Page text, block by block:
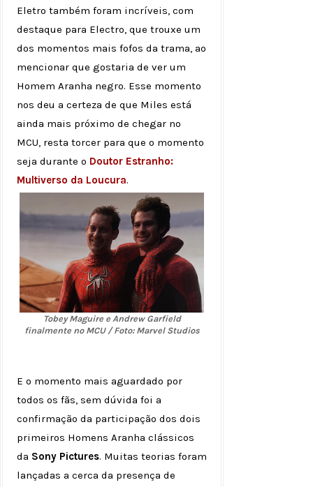
Eletro também foram incríveis, com
destaque para Electro, que trouxe um
dos momentos mais fofos da trama, ao
mencionar que gostaria de ver um
Homem Aranha negro. Esse momento
nos deu a certeza de que Miles está
ainda mais próximo de chegar no
MCU, resta torcer para que o momento
seja durante o Doutor Estranho:
Multiverso da Loucura.
Tobey Maguire e Andrew Garfield
finalmente no MCU / Foto: Marvel Studios
E o momento mais aguardado por
todos os fãs, sem dúvida foi a
confirmação da participação dos dois
primeiros Homens Aranha clássicos
da Sony Pictures. Muitas teorias foram
lançadas a cerca da presença de